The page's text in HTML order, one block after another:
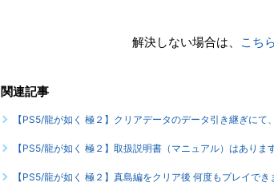
解決しない場合は、 こちら
関連記事
【PS5/龍が如く 極２】クリアデータのデータ引き継ぎに
【PS5/龍が如く 極２】取扱説明書（マニュアル）はありま
【PS5/龍が如く 極２】真島編をクリア後 何度もプレイでき